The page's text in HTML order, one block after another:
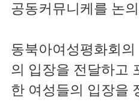
공동커뮤니케를 논
동북아여성평화회
의 입장을 전달하고
한 여성들의 입장을